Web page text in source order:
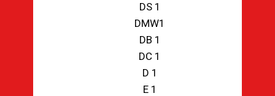
DS 1
DMW1
DB 1
DC 1
D 1
E 1